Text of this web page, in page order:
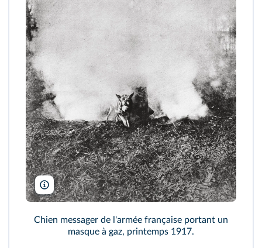
Ullstein Bild/Getty
Chien messager de l'armée française portant un
masque à gaz, printemps 1917.